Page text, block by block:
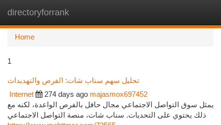
directoryforrank
Home
1
تحليل سهم سناب شات: الفرص والتهديدات
Internet 274 days ago majasmox697452
يمثل سوق التواصل الاجتماعي مجال حافل بالفرص الواعدة، لكنه مع
ذلك يحتوي على التحديات. سناب شات، منصة التواصل الاجتماعي